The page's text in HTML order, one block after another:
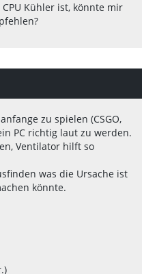
Kühler ist, könnte mir
zu spielen (CSGO,
PC richtig laut zu werden.
Ventilator hilft so
was die Ursache ist
könnte.